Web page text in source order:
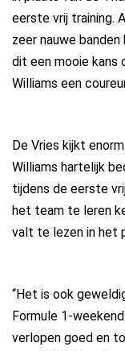
eerste vrij training.
zeer nauwe
dit een mooie kans
Williams een
De Vries kijkt
Williams hartelijk
tijdens de eerste
het team te leren
valt te lezen in het
“Het is ook
Formule 1-
verlopen goed en